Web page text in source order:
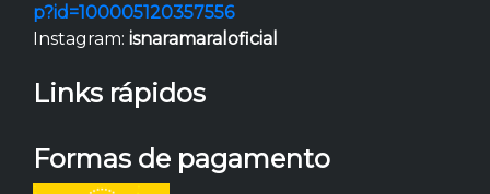
p?id=100005120357556
Instagram: isnaramaraloficial
Links rápidos
Formas de pagamento